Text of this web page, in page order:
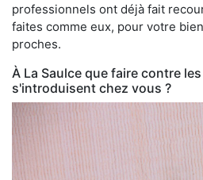
professionnels ont déjà fait
faites comme eux, pour votre
proches.
À La Saulce que faire contre
s'introduisent chez vous ?